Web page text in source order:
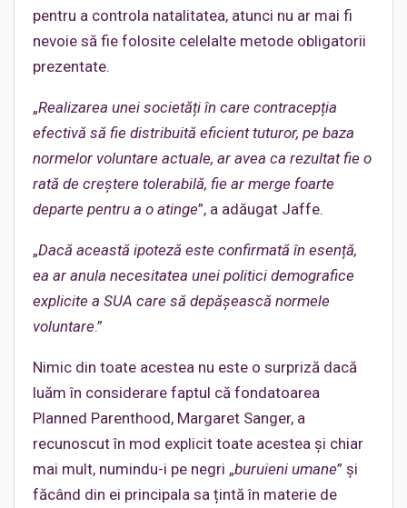
pentru a controla natalitatea, atunci nu ar mai fi
nevoie să fie folosite celelalte metode obligatorii
prezentate.
„Realizarea unei societăți în care contracepția
efectivă să fie distribuită eficient tuturor, pe baza
normelor voluntare actuale, ar avea ca rezultat fie o
rată de creștere tolerabilă, fie ar merge foarte
departe pentru a o atinge”, a adăugat Jaffe.
„Dacă această ipoteză este confirmată în esență,
ea ar anula necesitatea unei politici demografice
explicite a SUA care să depășească normele
voluntare.”
Nimic din toate acestea nu este o surpriză dacă
luăm în considerare faptul că fondatoarea
Planned Parenthood, Margaret Sanger, a
recunoscut în mod explicit toate acestea și chiar
mai mult, numindu-i pe negri „buruieni umane” și
făcând din ei principala sa țintă în materie de